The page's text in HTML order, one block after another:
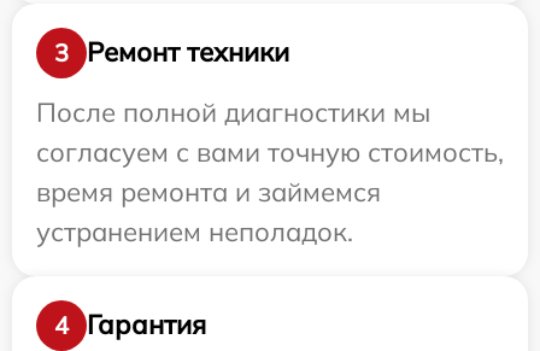
3
Ремонт техники
После полной диагностики мы
согласуем с вами точную стоимость,
время ремонта и займемся
устранением неполадок.
4
Гарантия